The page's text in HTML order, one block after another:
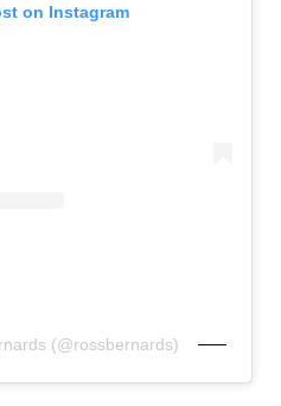
on Instagram
(@rossbernards)